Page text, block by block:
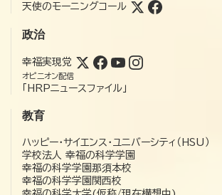
天使のモーニングコール
政治
幸福実現党
オピニオン配信
「HRPニュースファイル」
教育
ハッピー・サイエンス・ユニバーシティ（HSU）
学校法人 幸福の科学学園
幸福の科学学園那須本校
幸福の科学学園関西校